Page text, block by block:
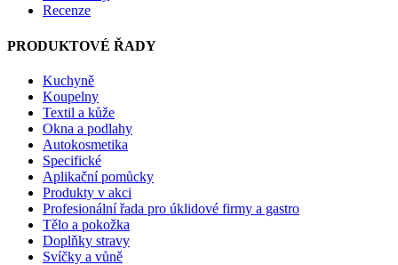
Recenze
PRODUKTOVÉ ŘADY
Kuchyně
Koupelny
Textil a kůže
Okna a podlahy
Autokosmetika
Specifické
Aplikační pomůcky
Produkty v akci
Profesionální řada pro úklidové firmy a gastro
Tělo a pokožka
Doplňky stravy
Svíčky a vůně